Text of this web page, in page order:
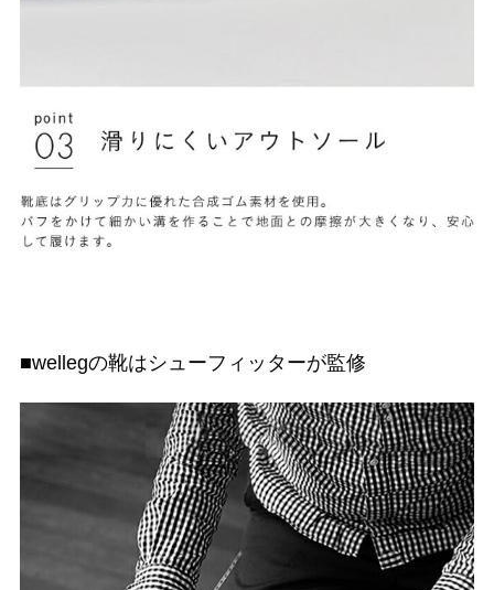
■wellegの靴はシューフィッターが監修